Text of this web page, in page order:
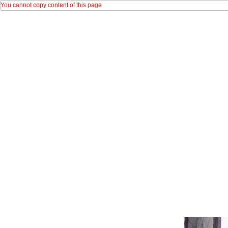
You cannot copy content of this page